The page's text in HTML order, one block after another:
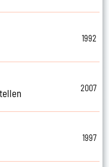
1992
2007
1997